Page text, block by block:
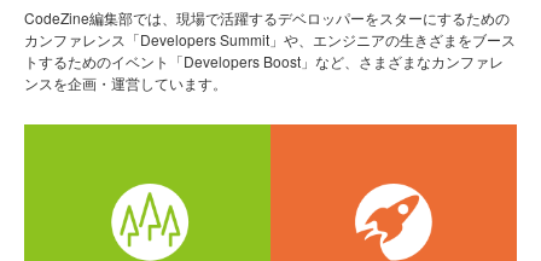
CodeZine編集部では、現場で活躍するデベロッパーをスターにするための
カンファレンス「Developers Summit」や、エンジニアの生きざまをブース
トするためのイベント「Developers Boost」など、さまざまなカンファレ
ンスを企画・運営しています。